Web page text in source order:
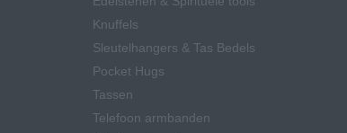
Knuffels
Sleutelhangers & Tas Bedels
Pocket Hugs
Tassen
Telefoon armbanden